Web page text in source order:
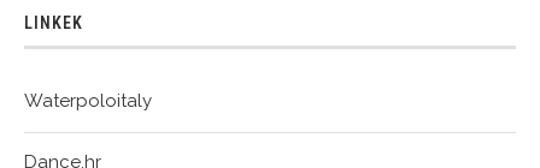
LINKEK
Waterpoloitaly
Dance.hr